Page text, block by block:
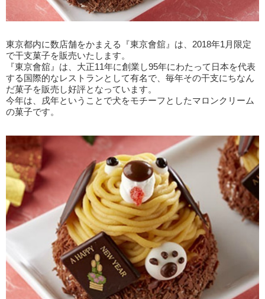
東京都内に数店舗をかまえる『東京會舘』は、2018年1月限定
で干支菓子を販売いたします。
『東京會舘』は、大正11年に創業し95年にわたって日本を代表
する国際的なレストランとして有名で、毎年その干支にちなん
だ菓子を販売し好評となっています。
今年は、戌年ということで犬をモチーフとしたマロンクリーム
の菓子です。